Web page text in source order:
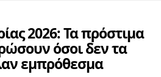
2026: Τα πρόστιμα
όσοι δεν τα
εμπρόθεσμα